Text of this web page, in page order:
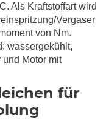
Als Kraftstoffart wird
Vergaser
von Nm.
wassergekühlt,
Motor mit
für